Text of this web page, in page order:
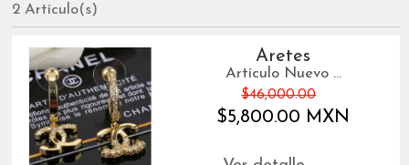
2 Artículo(s)
Aretes
Artículo Nuevo ...
$46,000.00
$5,800.00 MXN